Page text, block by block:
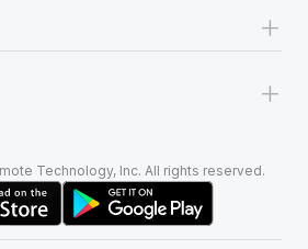
+
+
Technology, Inc. All rights reserved.